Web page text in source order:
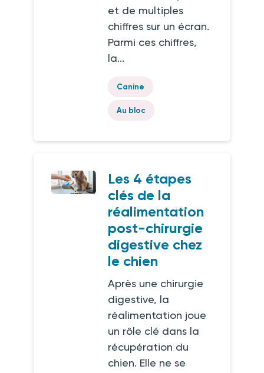
et de multiples
chiffres sur un écran.
Parmi ces chiffres,
la...
Canine
Au bloc
Les 4 étapes
clés de la
réalimentation
post-chirurgie
digestive chez
le chien
Après une chirurgie
digestive, la
réalimentation joue
un rôle clé dans la
récupération du
chien. Elle ne se